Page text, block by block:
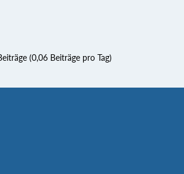
(0,06 Beiträge pro Tag)